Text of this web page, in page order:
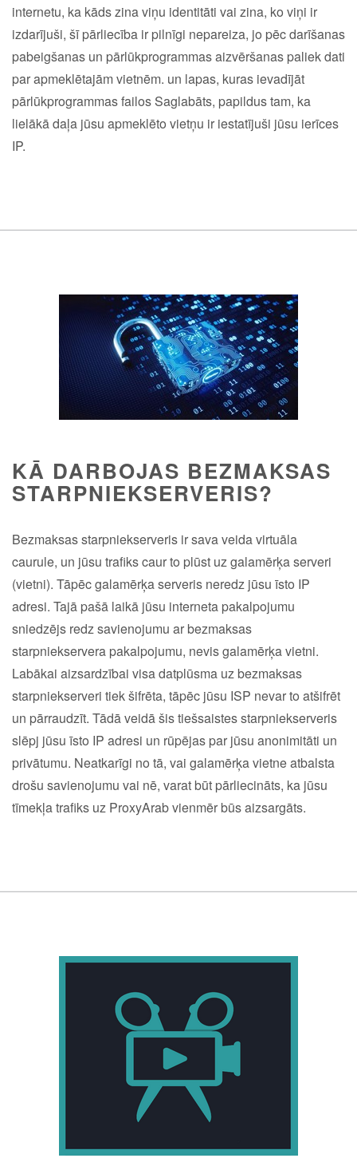
internetu, ka kāds zina viņu identitāti vai zina, ko viņi ir
izdarījuši, šī pārliecība ir pilnīgi nepareiza, jo pēc darīšanas
pabeigšanas un pārlūkprogrammas aizvēršanas paliek dati
par apmeklētajām vietnēm. un lapas, kuras ievadījāt
pārlūkprogrammas failos Saglabāts, papildus tam, ka
lielākā daļa jūsu apmeklēto vietņu ir iestatījuši jūsu ierīces
IP.
KĀ DARBOJAS BEZMAKSAS
STARPNIEKSERVERIS?
Bezmaksas starpniekserveris ir sava veida virtuāla
caurule, un jūsu trafiks caur to plūst uz galamērķa serveri
(vietni). Tāpēc galamērķa serveris neredz jūsu īsto IP
adresi. Tajā pašā laikā jūsu interneta pakalpojumu
sniedzējs redz savienojumu ar bezmaksas
starpniekservera pakalpojumu, nevis galamērķa vietni.
Labākai aizsardzībai visa datplūsma uz bezmaksas
starpniekserveri tiek šifrēta, tāpēc jūsu ISP nevar to atšifrēt
un pārraudzīt. Tādā veidā šis tiešsaistes starpniekserveris
slēpj jūsu īsto IP adresi un rūpējas par jūsu anonimitāti un
privātumu. Neatkarīgi no tā, vai galamērķa vietne atbalsta
drošu savienojumu vai nē, varat būt pārliecināts, ka jūsu
tīmekļa trafiks uz ProxyArab vienmēr būs aizsargāts.